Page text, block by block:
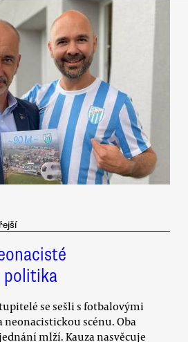
politika
se sešli s fotbalovými
scénu. Oba
mlží. Kauza nasvěcuje